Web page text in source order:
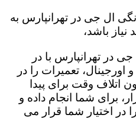
ال جی در تهرانپارس به
باشد،
در تهرانپارس با در
تعمیرات را در
اتلاف وقت برای پیدا
برای شما انجام داده و
در اختیار شما قرار می